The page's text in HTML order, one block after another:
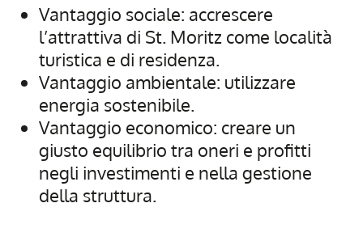
Vantaggio sociale: accrescere
l’attrattiva di St. Moritz come località
turistica e di residenza.
Vantaggio ambientale: utilizzare
energia sostenibile.
Vantaggio economico: creare un
giusto equilibrio tra oneri e profitti
negli investimenti e nella gestione
della struttura.